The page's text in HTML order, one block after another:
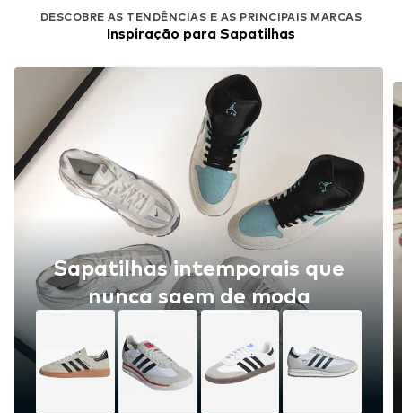
DESCOBRE AS TENDÊNCIAS E AS PRINCIPAIS MARCAS
Inspiração para Sapatilhas
Sapatilhas intemporais que
nunca saem de moda